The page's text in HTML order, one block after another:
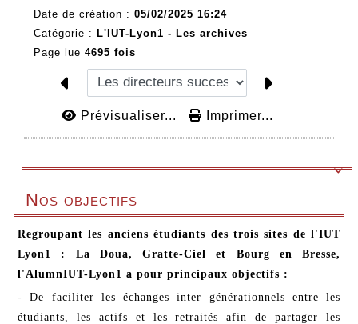
Date de création : 05/02/2025 16:24
Catégorie : L'IUT-Lyon1 - Les archives
Page lue 4695 fois
Prévisualiser... Imprimer...

Nos objectifs
Regroupant les anciens étudiants des trois sites de l'IUT
Lyon1 : La Doua, Gratte-Ciel et Bourg en Bresse,
l'AlumnIUT-Lyon1 a pour principaux objectifs :
- De faciliter les échanges inter générationnels entre les
étudiants, les actifs et les retraités afin de partager les